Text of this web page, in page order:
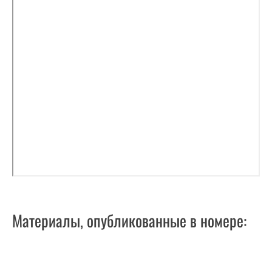
Материалы, опубликованные в номере: